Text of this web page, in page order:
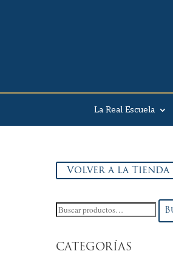
La Real Escuela
Volver a la Tienda
Buscar
CATEGORÍAS